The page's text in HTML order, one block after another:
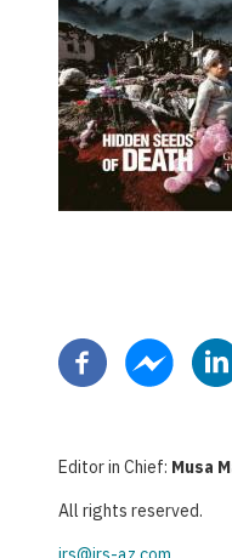
Editor in Chief: Musa
All rights reserved.